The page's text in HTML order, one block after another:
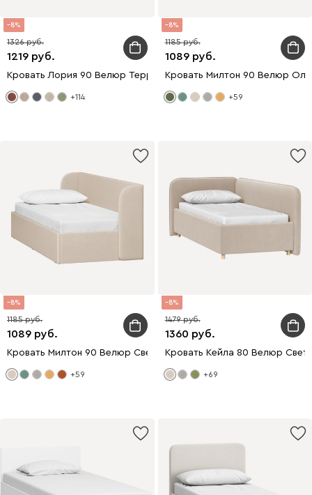
8
1219
1326
Кровать Лория 90 Велюр Терракотовый
+114
8
1089
1185
Кровать Милтон 90 Велюр
+59
8
1089
1185
Кровать Милтон 90 Велюр Светло-бежевый
+59
8
1360
1479
Кровать Кейла 80 Велюр
+69